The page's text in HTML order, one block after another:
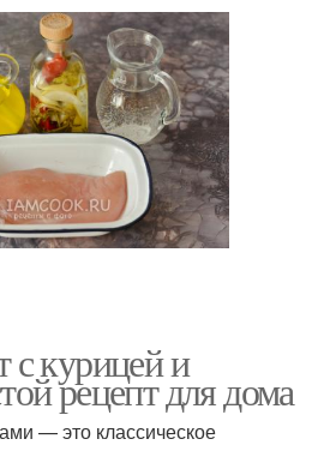
с курицей и
рецепт для дома
— это классическое